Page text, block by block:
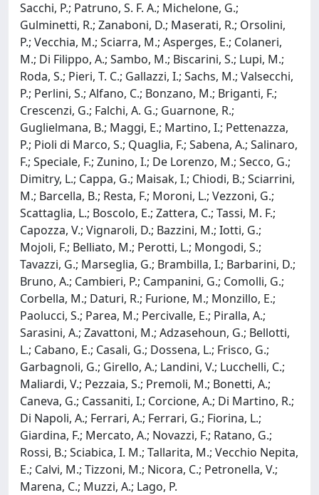
Sacchi, P.; Patruno, S. F. A.; Michelone, G.;
Gulminetti, R.; Zanaboni, D.; Maserati, R.; Orsolini,
P.; Vecchia, M.; Sciarra, M.; Asperges, E.; Colaneri,
M.; Di Filippo, A.; Sambo, M.; Biscarini, S.; Lupi, M.;
Roda, S.; Pieri, T. C.; Gallazzi, I.; Sachs, M.; Valsecchi,
P.; Perlini, S.; Alfano, C.; Bonzano, M.; Briganti, F.;
Crescenzi, G.; Falchi, A. G.; Guarnone, R.;
Guglielmana, B.; Maggi, E.; Martino, I.; Pettenazza,
P.; Pioli di Marco, S.; Quaglia, F.; Sabena, A.; Salinaro,
F.; Speciale, F.; Zunino, I.; De Lorenzo, M.; Secco, G.;
Dimitry, L.; Cappa, G.; Maisak, I.; Chiodi, B.; Sciarrini,
M.; Barcella, B.; Resta, F.; Moroni, L.; Vezzoni, G.;
Scattaglia, L.; Boscolo, E.; Zattera, C.; Tassi, M. F.;
Capozza, V.; Vignaroli, D.; Bazzini, M.; Iotti, G.;
Mojoli, F.; Belliato, M.; Perotti, L.; Mongodi, S.;
Tavazzi, G.; Marseglia, G.; Brambilla, I.; Barbarini, D.;
Bruno, A.; Cambieri, P.; Campanini, G.; Comolli, G.;
Corbella, M.; Daturi, R.; Furione, M.; Monzillo, E.;
Paolucci, S.; Parea, M.; Percivalle, E.; Piralla, A.;
Sarasini, A.; Zavattoni, M.; Adzasehoun, G.; Bellotti,
L.; Cabano, E.; Casali, G.; Dossena, L.; Frisco, G.;
Garbagnoli, G.; Girello, A.; Landini, V.; Lucchelli, C.;
Maliardi, V.; Pezzaia, S.; Premoli, M.; Bonetti, A.;
Caneva, G.; Cassaniti, I.; Corcione, A.; Di Martino, R.;
Di Napoli, A.; Ferrari, A.; Ferrari, G.; Fiorina, L.;
Giardina, F.; Mercato, A.; Novazzi, F.; Ratano, G.;
Rossi, B.; Sciabica, I. M.; Tallarita, M.; Vecchio Nepita,
E.; Calvi, M.; Tizzoni, M.; Nicora, C.; Petronella, V.;
Marena, C.; Muzzi, A.; Lago, P.